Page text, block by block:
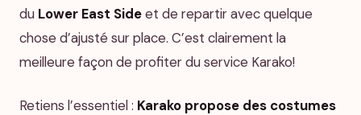
du Lower East Sideet de repartir avec quelque
chose d’ajusté sur place. C’est clairement la
meilleure façon de profiter du service Karako!
Retiens l’essentiel : Karako propose des costumes